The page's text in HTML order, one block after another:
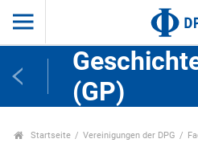
(GP)
Startseite Vereinigungen der DPG